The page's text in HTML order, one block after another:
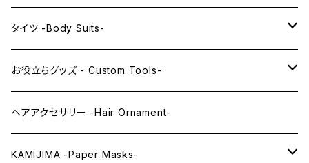
KAWAII Little series
レンズアイ
レンズアイEX
クリスタルアイ -Crystal Eyes-
アイラインステッカー -Eye Line Stickers-
まゆ毛 -Eyebrows-
まつ毛 -Eyelash-
タイツ -Body Suits-
全身タイツ -Full Body Suits-
上半身タイツ -Upper Body Suits-
お役立ちグッズ - Custom Tools-
カスタム用品 -Custom Tools-
ウィッグメンテナンス -Wig Maintenance-
ヘアアクセサリー -Hair Ornament-
KAMIJIMA -Paper Masks-